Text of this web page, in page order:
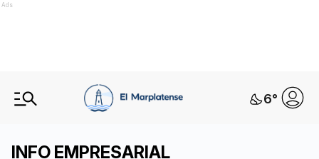
Ads
6°
INFO EMPRESARIAL